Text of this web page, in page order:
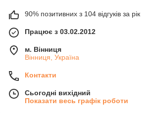
90% позитивних з 104 відгуків за рік
Працює з 03.02.2012
м. Вінниця
Вінниця, Україна
Контакти
Сьогодні вихідний
Показати весь графік роботи